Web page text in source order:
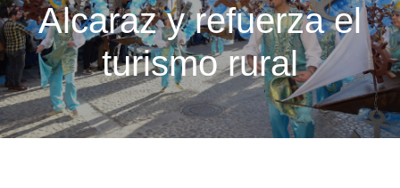
Alcaraz y refuerza el
turismo rural